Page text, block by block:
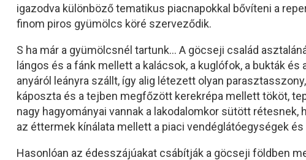
igazodva különböző tematikus piacnapokkal bővíteni a
finom piros gyümölcs köré szerveződik.
S ha már a gyümölcsnél tartunk… A göcseji család
lángos és a fánk mellett a kalácsok, a kuglófok, a bukták
anyáról leányra szállt, így alig létezett olyan
káposzta és a tejben megfőzött kerekrépa mellett tököt,
nagy hagyományai vannak a lakodalomkor sütött
az éttermek kínálata mellett a piaci vendéglátóegységek
Hasonlóan az édesszájúakat csábítják a göcseji földben